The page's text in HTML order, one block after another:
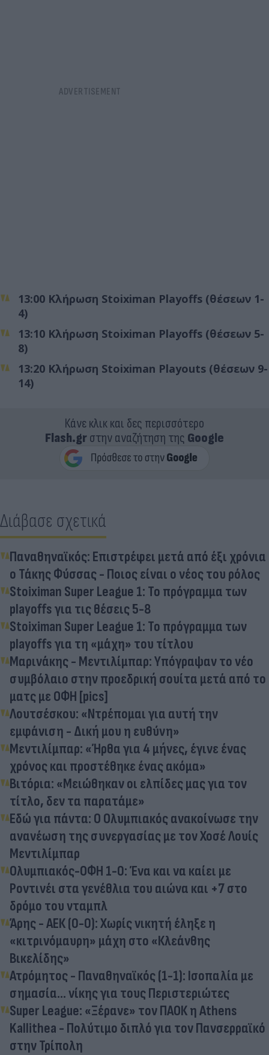
13:00 Κλήρωση Stoiximan Playoffs (θέσεων 1-
4)
13:10 Κλήρωση Stoiximan Playoffs (θέσεων 5-
8)
13:20 Κλήρωση Stoiximan Playouts (θέσεων 9-
14)
Κάνε κλικ και δες περισσότερο
Flash.grστην αναζήτηση της Google
Διάβασε σχετικά
Παναθηναϊκός: Επιστρέφει μετά από έξι χρόνια
ο Τάκης Φύσσας - Ποιος είναι ο νέος του ρόλος
Stoiximan Super League 1: Το πρόγραμμα των
playoffs για τις θέσεις 5-8
Stoiximan Super League 1: Το πρόγραμμα των
playoffs για τη «μάχη» του τίτλου
Μαρινάκης - Μεντιλίμπαρ: Υπόγραψαν το νέο
συμβόλαιο στην προεδρική σουίτα μετά από το
ματς με ΟΦΗ [pics]
Λουτσέσκου: «Ντρέπομαι για αυτή την
εμφάνιση - Δική μου η ευθύνη»
Μεντιλίμπαρ: «Ήρθα για 4 μήνες, έγινε ένας
χρόνος και προστέθηκε ένας ακόμα»
Βιτόρια: «Μειώθηκαν οι ελπίδες μας για τον
τίτλο, δεν τα παρατάμε»
Εδώ για πάντα: Ο Ολυμπιακός ανακοίνωσε την
ανανέωση της συνεργασίας με τον Χοσέ Λουίς
Μεντιλίμπαρ
Ολυμπιακός-ΟΦΗ 1-0: Ένα και να καίει με
Ροντινέι στα γενέθλια του αιώνα και +7 στο
δρόμο του νταμπλ
Άρης - ΑΕΚ (0-0): Χωρίς νικητή έληξε η
«κιτρινόμαυρη» μάχη στο «Κλεάνθης
Βικελίδης»
Ατρόμητος - Παναθηναϊκός (1-1): Ισοπαλία με
σημασία... νίκης για τους Περιστεριώτες
Super League: «Ξέρανε» τον ΠΑΟΚ η Athens
Kallithea - Πολύτιμο διπλό για τον Πανσερραϊκό
στην Τρίπολη